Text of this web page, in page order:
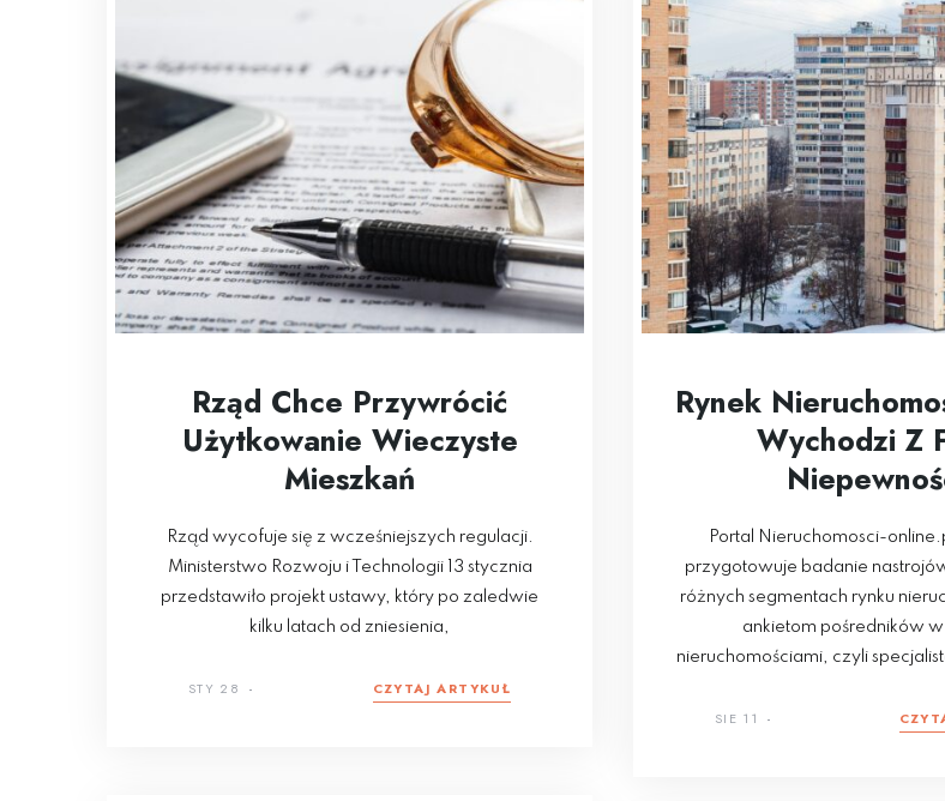
Rząd Chce Przywrócić
Użytkowanie Wieczyste
Mieszkań
Rząd wycofuje się z wcześniejszych regulacji.
Ministerstwo Rozwoju i Technologii 13 stycznia
przedstawiło projekt ustawy, który po zaledwie
kilku latach od zniesienia,
STY 28 CZYTAJ ARTYKUŁ
Rynek
Wychodzi Z
Portal Nieruchomosci-
przygotowuje badanie
różnych segmentach rynku
ankietom pośredników
nieruchomościami, czyli
SIE 11